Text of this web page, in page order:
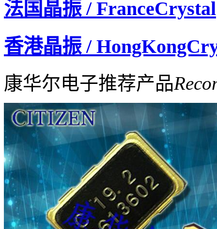
法国晶振 / FranceCrystal
香港晶振 /
康华尔电子推荐产品